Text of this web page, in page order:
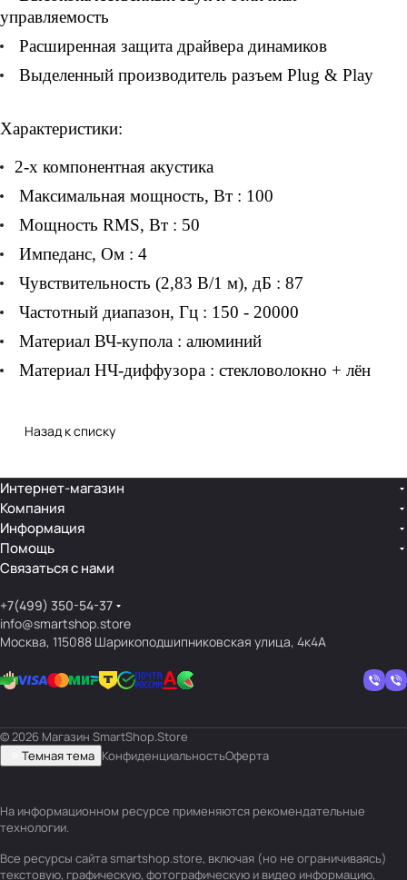
управляемость
Расширенная защита драйвера динамиков
Выделенный производитель разъем Plug & Play
Характеристики:
2-х компонентная акустика
Максимальная мощность, Вт : 100
Мощность RMS, Вт : 50
Импеданс, Ом : 4
Чувствительность (2,83 В/1 м), дБ : 87
Частотный диапазон, Гц : 150 - 20000
Материал ВЧ-купола : алюминий
Материал НЧ-диффузора : стекловолокно + лён
Назад к списку
Интернет-магазин
Компания
Информация
Помощь
Связаться с нами
+7(499) 350-54-37
info@smartshop.store
Москва, 115088 Шарикоподшипниковская улица, 4к4А
© 2026 Магазин SmartShop.Store
Темная тема КонфиденциальностьОферта
На информационном ресурсе применяются рекомендательные
технологии.
Все ресурсы сайта smartshop.store, включая (но не ограничиваясь)
текстовую, графическую, фотографическую и видео информацию,